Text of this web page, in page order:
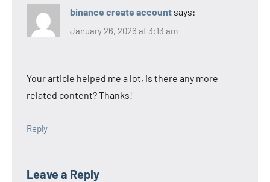
binance create account says:
January 26, 2026 at 3:13 am
Your article helped me a lot, is there any more
related content? Thanks!
Reply
Leave a Reply